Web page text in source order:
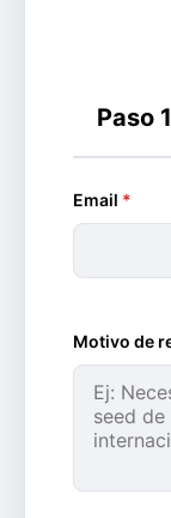
Paso
Email *
Motivo de